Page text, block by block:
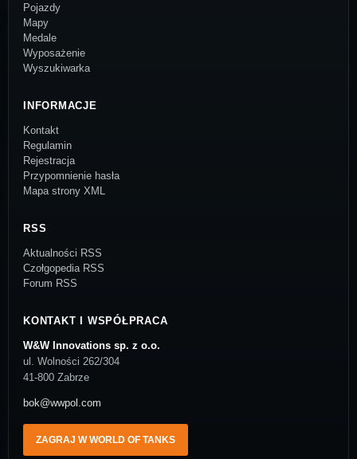
Pojazdy
Mapy
Medale
Wyposażenie
Wyszukiwarka
INFORMACJE
Kontakt
Regulamin
Rejestracja
Przypomnienie hasła
Mapa strony XML
RSS
Aktualności RSS
Czołgopedia RSS
Forum RSS
KONTAKT I WSPÓŁPRACA
W&W Innovations sp. z o.o.
ul. Wolności 262/304
41-800 Zabrze
bok@wwpol.com
ZAGRAJ W WORLD OF TANKS